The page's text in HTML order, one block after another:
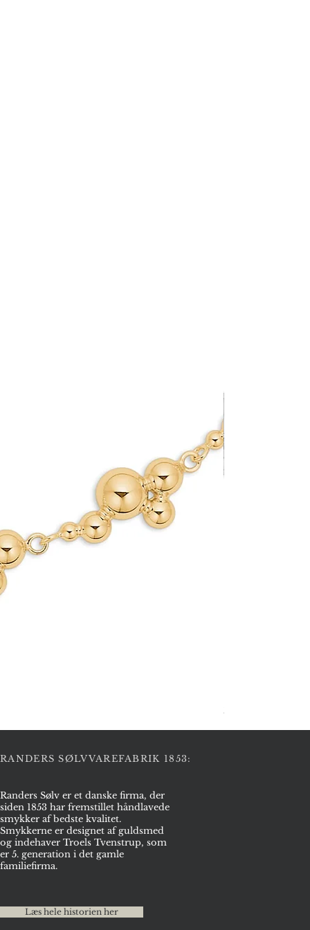
RANDERS SØLVVAREFABRIK 1853:
Randers Sølv er et danske firma, der
siden 1853 har fremstillet håndlavede
smykker af bedste kvalitet.
Smykkerne er designet af guldsmed
og indehaver Troels Tvenstrup, som
er 5. generation i det gamle
familiefirma.
Læs hele historien her